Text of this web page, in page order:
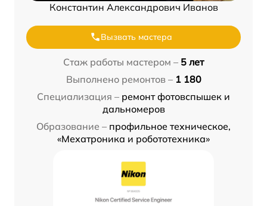
Константин Александрович Иванов
Вызвать мастера
Стаж работы мастером – 5 лет
Выполнено ремонтов – 1 180
Специализация – ремонт фотовспышек и
дальномеров
Образование – профильное техническое,
«Мехатроника и робототехника»